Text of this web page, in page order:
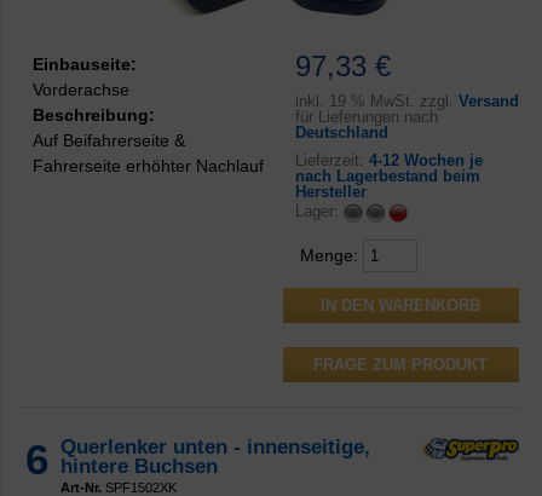
97,33 €
inkl. 19 % MwSt. zzgl. Versand
für Lieferungen nach
Deutschland
Lieferzeit: 4-12 Wochen je
nach Lagerbestand beim
Hersteller
Lager:
Menge:
FRAGE ZUM PRODUKT
Einbauseite:
Vorderachse
Beschreibung:
Auf Beifahrerseite &
Fahrerseite erhöhter Nachlauf
6
Querlenker unten - innenseitige,
hintere Buchsen
Art-Nr. SPF1502XK